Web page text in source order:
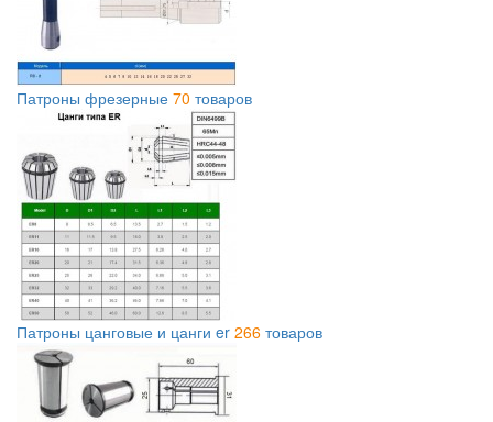
Патроны фрезерные 70 товаров
Патроны цанговые и цанги er 266 товаров